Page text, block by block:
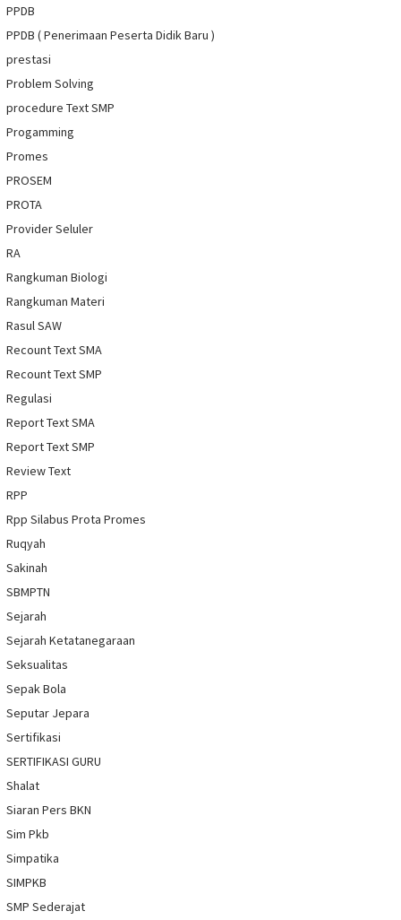
PPDB
PPDB ( Penerimaan Peserta Didik Baru )
prestasi
Problem Solving
procedure Text SMP
Progamming
Promes
PROSEM
PROTA
Provider Seluler
RA
Rangkuman Biologi
Rangkuman Materi
Rasul SAW
Recount Text SMA
Recount Text SMP
Regulasi
Report Text SMA
Report Text SMP
Review Text
RPP
Rpp Silabus Prota Promes
Ruqyah
Sakinah
SBMPTN
Sejarah
Sejarah Ketatanegaraan
Seksualitas
Sepak Bola
Seputar Jepara
Sertifikasi
SERTIFIKASI GURU
Shalat
Siaran Pers BKN
Sim Pkb
Simpatika
SIMPKB
SMP Sederajat